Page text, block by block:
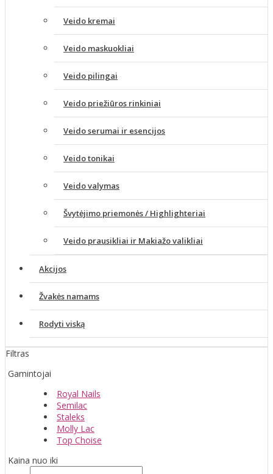
Veido kremai
Veido maskuokliai
Veido pilingai
Veido priežiūros rinkiniai
Veido serumai ir esencijos
Veido tonikai
Veido valymas
Švytėjimo priemonės / Highlighteriai
Veido prausikliai ir Makiažo valikliai
Akcijos
Žvakės namams
Rodyti viską
Filtras
Gamintojai
Royal Nails
Semilac
Staleks
Molly Lac
Top Choise
Kaina nuo iki